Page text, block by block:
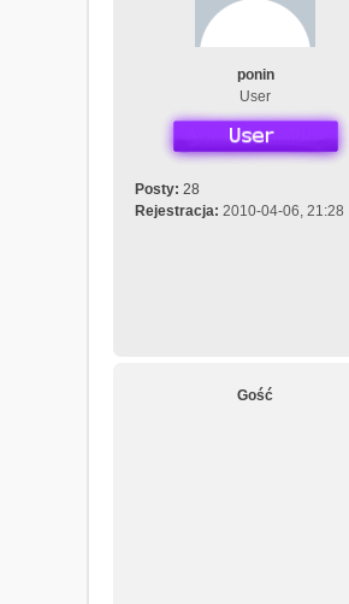
ponin
User
Posty: 28
Rejestracja: 2010-04-06, 21:28
Gość